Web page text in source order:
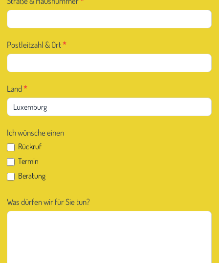
Postleitzahl & Ort*
Land*
Ich wünsche einen
Rückruf
Termin
Beratung
Was dürfen wir für Sie tun?